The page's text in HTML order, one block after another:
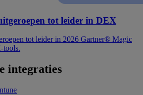
tot leider in DEX
tot leider in 2026 Gartner® Magic
integraties